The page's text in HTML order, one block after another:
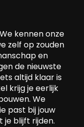
kennen onze
zelf op zouden
en
de nieuwste
altijd klaar is
krijg je eerlijk
We
past bij jouw
je blijft rijden.